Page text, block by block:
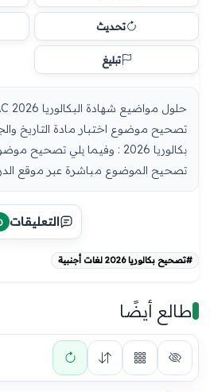
تحديث
تبليغ
تصحيح موضوع اختبار مادة التاريخ
بكالوريا 2026 : وفيما يلي
تصحيح الموضوع مباشرة عبر موقع
التعليقات
#تصحيح بكالوريا 2026 لغات أجنبية
طالع أيضًا